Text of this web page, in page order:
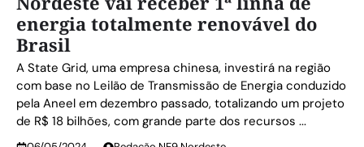
energia totalmente renovável do
Brasil
A State Grid, uma empresa chinesa, investirá na região
com base no Leilão de Transmissão de Energia conduzido
pela Aneel em dezembro passado, totalizando um projeto
de R$ 18 bilhões, com grande parte dos recursos ...